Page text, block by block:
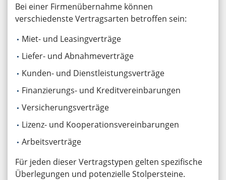
Bei einer Firmenübernahme können
verschiedenste Vertragsarten betroffen sein:
Miet- und Leasingverträge
Liefer- und Abnahmeverträge
Kunden- und Dienstleistungsverträge
Finanzierungs- und Kreditvereinbarungen
Versicherungsverträge
Lizenz- und Kooperationsvereinbarungen
Arbeitsverträge
Für jeden dieser Vertragstypen gelten spezifische
Überlegungen und potenzielle Stolpersteine.